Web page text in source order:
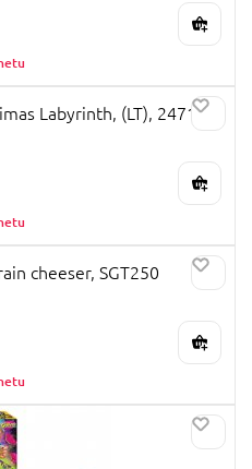
Labyrinth, (LT), 24714
cheeser, SGT250